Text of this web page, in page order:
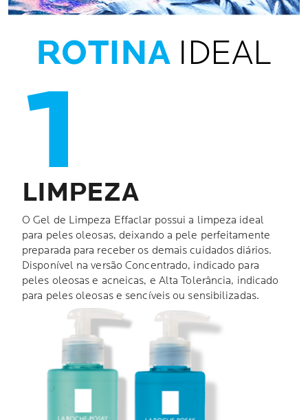
ROTINA IDEAL
LIMPEZA
O Gel de Limpeza Effaclar possui a limpeza ideal
para peles oleosas, deixando a pele perfeitamente
preparada para receber os demais cuidados diários.
Disponível na versão Concentrado, indicado para
peles oleosas e acneicas, e Alta Tolerância, indicado
para peles oleosas e sencíveis ou sensibilizadas.